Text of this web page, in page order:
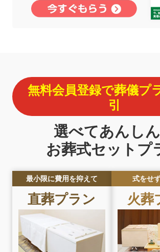
無料会員登録で葬儀プ
引
選べてあんし
お葬式セットプ
最小限に費用を抑えて
直葬プラン
式をせ
火葬